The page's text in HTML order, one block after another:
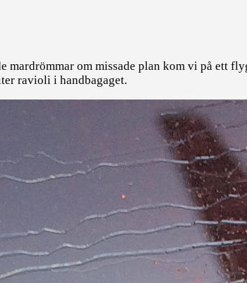
mardrömmar om missade plan kom vi på ett
ravioli i handbagaget.